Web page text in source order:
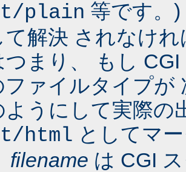
plain 等です。
て解決 されなけ
つまり、 もし
ファイルタイプが
ようにして実際の
html としてマ
filename は CGI